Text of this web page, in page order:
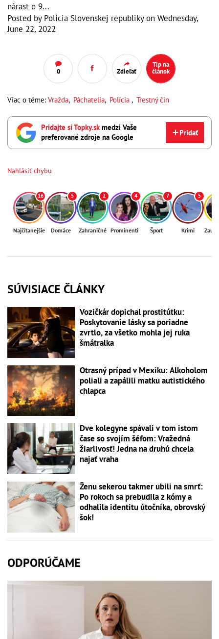
nárast o 9...
Posted by Polícia Slovenskej republikyon Wednesday,
June 22, 2022
0 Zdieľať
Tip na
článok
Viac o téme: Vražda, Páchatelia, Polícia , Trestný čin
Pridajte si Topky.skmedzi Vaše
preferované zdroje na Google
Pridať
Nahlásiť chybu
16
Najčítanejšie
5
Domáce
2
Zahraničné
4
Prominenti
7
Šport
5
Krimi
SÚVISIACE ČLÁNKY
Vozičkár dopichal prostitútku:
Poskytovanie lásky sa poriadne
zvrtlo, za všetko mohla jej ruka
šmátralka
Otrasný prípad v Mexiku: Alkoholom
poliali a zapálili matku autistického
chlapca
Dve kolegyne spávali v tom istom
čase so svojím šéfom: Vražedná
žiarlivosť! Jedna na druhú chcela
najať vraha
Ženu sekerou takmer ubili na smrť:
Po rokoch sa prebudila z kómy a
odhalila identitu útočníka, obrovský
šok!
ODPORÚČAME